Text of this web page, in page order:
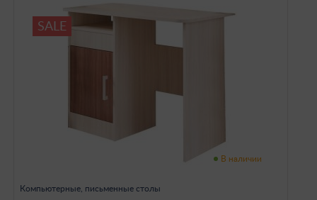
SALE
В наличии
Компьютерные, письменные столы